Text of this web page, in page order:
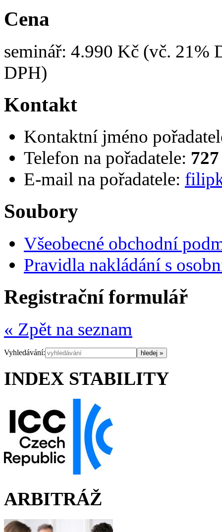
Cena
seminář: 4.990 Kč (vč. 21%
DPH)
Kontakt
Kontaktní jméno
Telefon na pořadatele:
E-mail na pořadatele:
Soubory
Všeobecné obchodní
Pravidla nakládání s
Registrační formulář
« Zpět na seznam
Vyhledávání:
INDEX STABILITY
ARBITRÁŽ